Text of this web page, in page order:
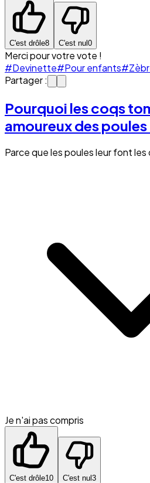
C'est drôle8 C'est nul 0
Merci pour votre vote !
#Devinette#Pour enfants
Partager :
Pourquoi les coqs
amoureux des poules
Parce que les poules leur font
Je n'ai pas compris
C'est drôle10 C'est nul 3